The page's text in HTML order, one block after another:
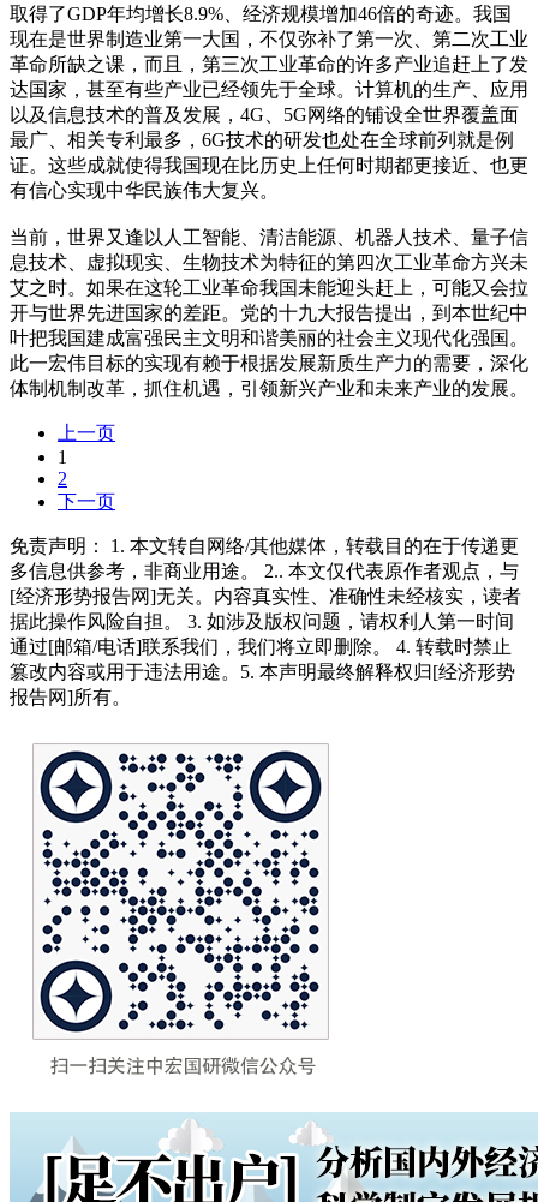
取得了GDP年均增长8.9%、经济规模增加46倍的奇迹。我国
现在是世界制造业第一大国，不仅弥补了第一次、第二次工业
革命所缺之课，而且，第三次工业革命的许多产业追赶上了发
达国家，甚至有些产业已经领先于全球。计算机的生产、应用
以及信息技术的普及发展，4G、5G网络的铺设全世界覆盖面
最广、相关专利最多，6G技术的研发也处在全球前列就是例
证。这些成就使得我国现在比历史上任何时期都更接近、也更
有信心实现中华民族伟大复兴。
当前，世界又逢以人工智能、清洁能源、机器人技术、量子信
息技术、虚拟现实、生物技术为特征的第四次工业革命方兴未
艾之时。如果在这轮工业革命我国未能迎头赶上，可能又会拉
开与世界先进国家的差距。党的十九大报告提出，到本世纪中
叶把我国建成富强民主文明和谐美丽的社会主义现代化强国。
此一宏伟目标的实现有赖于根据发展新质生产力的需要，深化
体制机制改革，抓住机遇，引领新兴产业和未来产业的发展。
上一页
1
2
下一页
免责声明： 1. 本文转自网络/其他媒体，转载目的在于传递更
多信息供参考，非商业用途。 2.. 本文仅代表原作者观点，与
[经济形势报告网]无关。内容真实性、准确性未经核实，读者
据此操作风险自担。 3. 如涉及版权问题，请权利人第一时间
通过[邮箱/电话]联系我们，我们将立即删除。 4. 转载时禁止
篡改内容或用于违法用途。5. 本声明最终解释权归[经济形势
报告网]所有。